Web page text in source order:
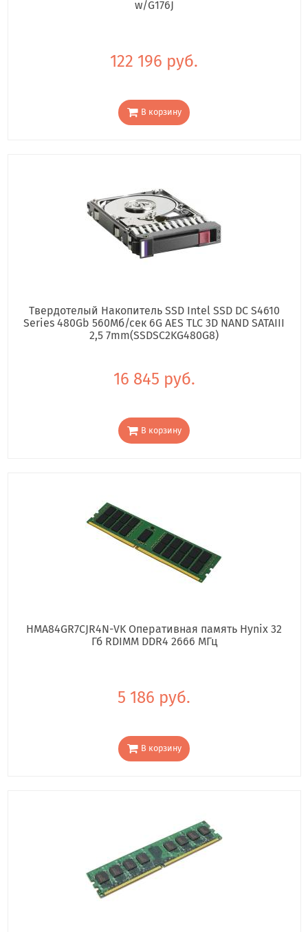
w/G176J
122 196 руб.
В корзину
Твердотелый Накопитель SSD Intel SSD DC S4610
Series 480Gb 560Мб/сек 6G AES TLC 3D NAND SATAIII
2,5 7mm(SSDSC2KG480G8)
16 845 руб.
В корзину
HMA84GR7CJR4N-VK Оперативная память Hynix 32
Гб RDIMM DDR4 2666 МГц
5 186 руб.
В корзину